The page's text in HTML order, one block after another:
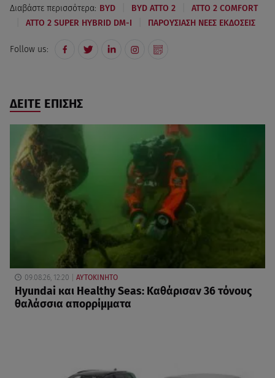
Διαβάστε περισσότερα: BYD BYD ATTO 2 ATTO 2 COMFORT
ATTO 2 SUPER HYBRID DM-I ΠΑΡΟΥΣΙΑΣΗ ΝΕΕΣ ΕΚΔΟΣΕΙΣ
Follow us:
ΔΕΙΤΕ ΕΠΙΣΗΣ
09.08.26, 12:20 ΑΥΤΟΚΙΝΗΤΟ
Hyundai και Healthy Seas: Καθάρισαν 36 τόνους
θαλάσσια απορρίμματα